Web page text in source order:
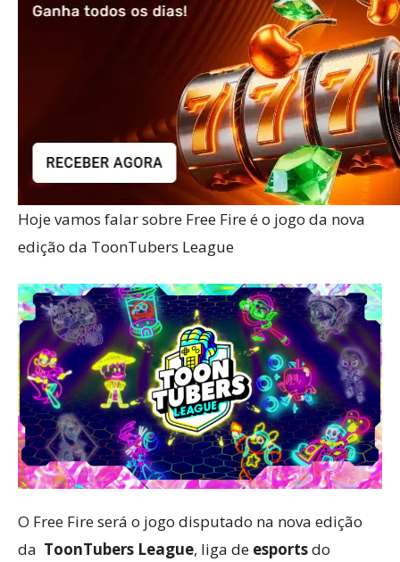
Hoje vamos falar sobre Free Fire é o jogo da nova
edição da ToonTubers League
O Free Fire será o jogo disputado na nova edição
da ToonTubers League, liga de esportsdo